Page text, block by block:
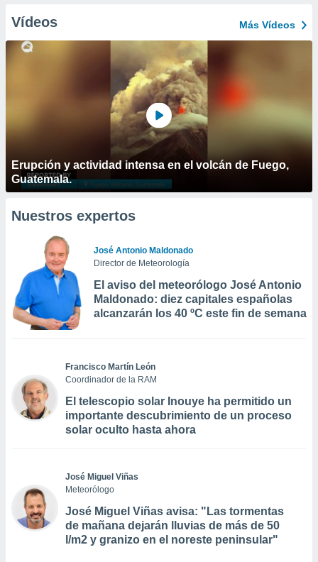
Vídeos Más Vídeos
Erupción y actividad intensa en el volcán de Fuego,
Guatemala.
Nuestros expertos
José Antonio Maldonado
Director de Meteorología
El aviso del meteorólogo José Antonio
Maldonado: diez capitales españolas
alcanzarán los 40 ºC este fin de semana
Francisco Martín León
Coordinador de la RAM
El telescopio solar Inouye ha permitido un
importante descubrimiento de un proceso
solar oculto hasta ahora
José Miguel Viñas
Meteorólogo
José Miguel Viñas avisa: "Las tormentas
de mañana dejarán lluvias de más de 50
l/m2 y granizo en el noreste peninsular"